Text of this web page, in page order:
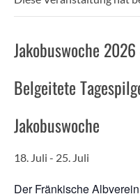
Jakobuswoche
Belgeitete
Jakobuswoche
18. Juli - 25. Juli
Der Fränkische